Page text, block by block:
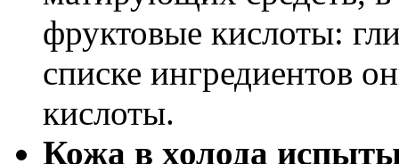
фруктовые кисло­ты:
списке ингре­диентов
кислоты.
Кожа в холода